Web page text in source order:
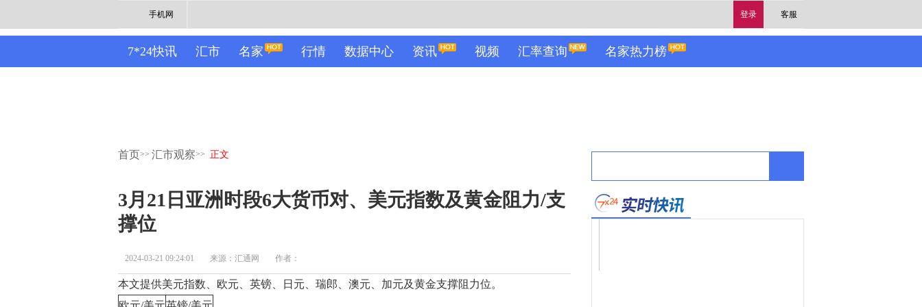
登录 客服
手机网
7*24快讯 汇市 名家 行情 数据中心 资讯 视频 汇率查询 名家热力榜
首页>> 汇市观察>> 正文
3月21日亚洲时段6大货币对、美元指数及黄金阻力/支
撑位
2024-03-21 09:24:01 来源：汇通网 作者：
本文提供美元指数、欧元、英镑、日元、瑞郎、澳元、加元及黄金支撑阻力位。